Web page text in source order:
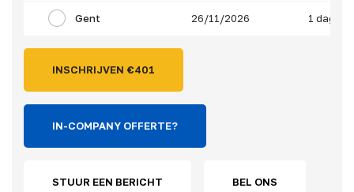
Gent 26/11/2026 1 dag
INSCHRIJVEN €401
IN-COMPANY OFFERTE?
STUUR EEN BERICHT BEL ONS